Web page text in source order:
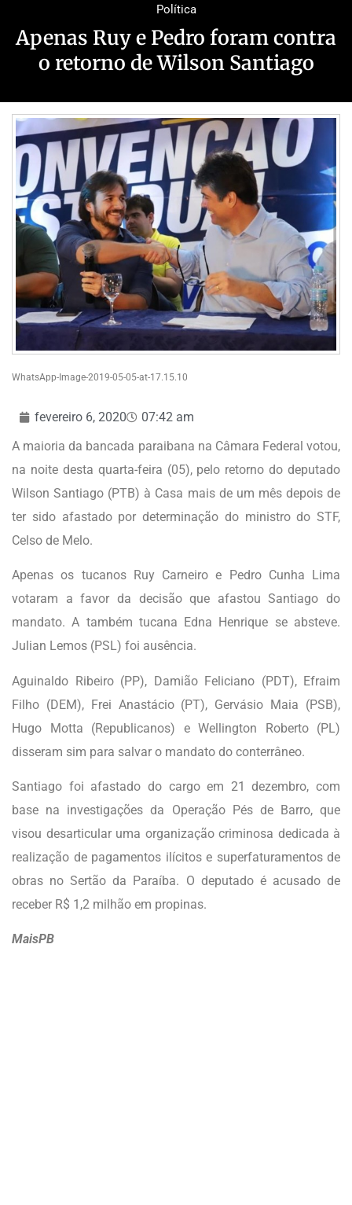
Política
Apenas Ruy e Pedro foram contra
o retorno de Wilson Santiago
WhatsApp-Image-2019-05-05-at-17.15.10
fevereiro 6, 2020
07:42 am
A maioria da bancada paraibana na Câmara Federal votou,
na noite desta quarta-feira (05), pelo retorno do deputado
Wilson Santiago (PTB) à Casa mais de um mês depois de
ter sido afastado por determinação do ministro do STF,
Celso de Melo.
Apenas os tucanos Ruy Carneiro e Pedro Cunha Lima
votaram a favor da decisão que afastou Santiago do
mandato. A também tucana Edna Henrique se absteve.
Julian Lemos (PSL) foi ausência.
Aguinaldo Ribeiro (PP), Damião Feliciano (PDT), Efraim
Filho (DEM), Frei Anastácio (PT), Gervásio Maia (PSB),
Hugo Motta (Republicanos) e Wellington Roberto (PL)
disseram sim para salvar o mandato do conterrâneo.
Santiago foi afastado do cargo em 21 dezembro, com
base na investigações da Operação Pés de Barro, que
visou desarticular uma organização criminosa dedicada à
realização de pagamentos ilícitos e superfaturamentos de
obras no Sertão da Paraíba. O deputado é acusado de
receber R$ 1,2 milhão em propinas.
MaisPB